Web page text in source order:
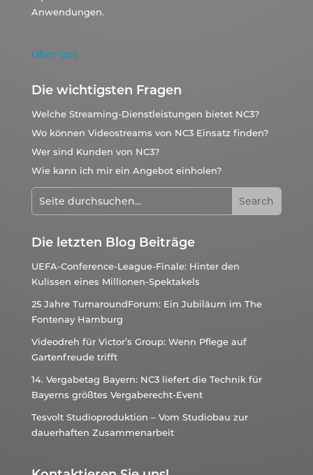
Anwendungen.
Über uns
Die wichtigsten Fragen
Welche Streaming-Dienstleistungen bietet NC3?
Wo können Videostreams von NC3 Einsatz finden?
Wer sind Kunden von NC3?
Wie kann ich mir ein Angebot einholen?
Die letzten Blog Beiträge
UEFA-Conference-League-Finale: Hinter den
Kulissen eines Millionen-Spektakels
25 Jahre TurnaroundForum: Ein Jubiläum im The
Fontenay Hamburg
Videodreh für Victor’s Group: Wenn Pflege auf
Gartenfreude trifft
14. Vergabetag Bayern: NC3 liefert die Technik für
Bayerns größtes Vergaberecht-Event
Tesvolt Studioproduktion – Vom Studiobau zur
dauerhaften Zusammenarbeit